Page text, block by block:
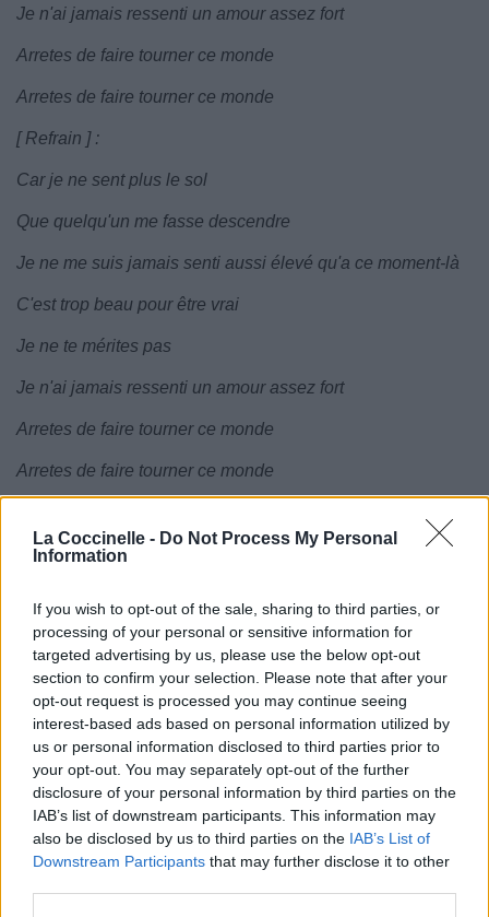
La Coccinelle - Do Not Process My Personal
Information
If you wish to opt-out of the sale, sharing to third parties, or
processing of your personal or sensitive information for
targeted advertising by us, please use the below opt-out
section to confirm your selection. Please note that after your
opt-out request is processed you may continue seeing
interest-based ads based on personal information utilized by
us or personal information disclosed to third parties prior to
your opt-out. You may separately opt-out of the further
disclosure of your personal information by third parties on the
IAB’s list of downstream participants. This information may
also be disclosed by us to third parties on the IAB’s List of
Downstream Participants that may further disclose it to other
Je n'ai jamais ressenti un amour assez fort
Arretes de faire tourner ce monde
Arretes de faire tourner ce monde
[ Refrain ] :
Car je ne sent plus le sol
Que quelqu'un me fasse descendre
Je ne me suis jamais senti aussi élevé qu'a ce moment-là
C'est trop beau pour être vrai
Je ne te mérites pas
Je n'ai jamais ressenti un amour assez fort
Arretes de faire tourner ce monde
Arretes de faire tourner ce monde